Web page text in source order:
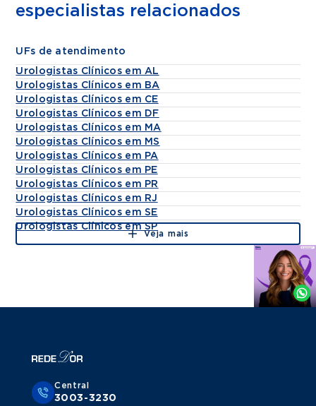
especialistas relacionados
UFs de atendimento
Urologistas Clínicos em AL
Urologistas Clínicos em BA
Urologistas Clínicos em CE
Urologistas Clínicos em DF
Urologistas Clínicos em MA
Urologistas Clínicos em MS
Urologistas Clínicos em PA
Urologistas Clínicos em PE
Urologistas Clínicos em PR
Urologistas Clínicos em RJ
Urologistas Clínicos em SE
Urologistas Clínicos em SP
Veja mais
Agende
Whatsapp
Central
3003-3230